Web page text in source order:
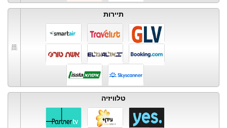
תיירות
טלוויזיה